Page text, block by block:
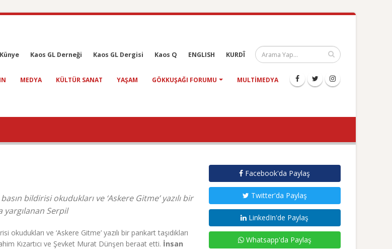
Künye Kaos GL Derneği Kaos GL Dergisi Kaos Q ENGLISH KURDÎ
MEDYA KÜLTÜR SANAT YAŞAM GÖKKUŞAĞI FORUMU MULTIMEDYA
bildirisi okudukları ve ‘Askere Gitme’ yazılı bir
yargılanan Serpil
ve ‘Askere Gitme’ yazılı bir pankart taşıdıkları
Kızartıcı ve Şevket Murat Dünşen beraat etti. İnsan
Facebook'da Paylaş
Twitter'da Paylaş
LinkedIn'de Paylaş
Whatsapp'da Paylaş